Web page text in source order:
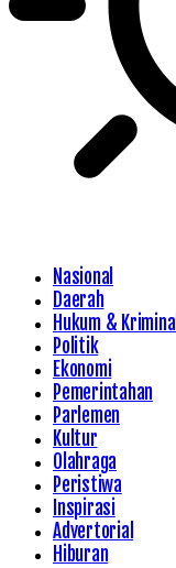
Nasional
Daerah
Hukum & Kriminal
Politik
Ekonomi
Pemerintahan
Parlemen
Kultur
Olahraga
Peristiwa
Inspirasi
Advertorial
Hiburan